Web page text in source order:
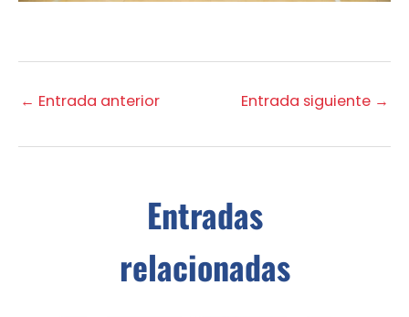
← Entrada anterior Entrada siguiente →
Entradas
relacionadas